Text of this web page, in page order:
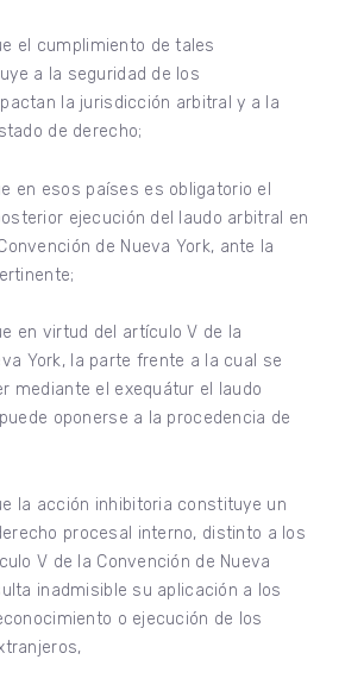
el cumplimiento de tales
a la seguridad de los
la jurisdicción arbitral y a la
de derecho;
en esos países es obligatorio el
ejecución del laudo arbitral en
de Nueva York, ante la
en virtud del artículo V de la
York, la parte frente a la cual se
mediante el exequátur el laudo
oponerse a la procedencia de
la acción inhibitoria constituye un
procesal interno, distinto a los
V de la Convención de Nueva
inadmisible su aplicación a los
o ejecución de los